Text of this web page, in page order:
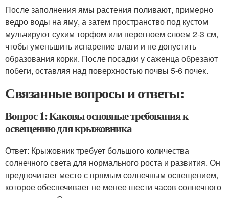
После заполнения ямы растения поливают, примерно
ведро воды на яму, а затем пространство под кустом
мульчируют сухим торфом или перегноем слоем 2-3 см,
чтобы уменьшить испарение влаги и не допустить
образования корки. После посадки у саженца обрезают
побеги, оставляя над поверхностью почвы 5-6 почек.
Связанные вопросы и ответы:
Вопрос 1: Каковы основные требования к
освещению для крыжовника
Ответ: Крыжовник требует большого количества
солнечного света для нормального роста и развития. Он
предпочитает место с прямым солнечным освещением,
которое обеспечивает не менее шести часов солнечного